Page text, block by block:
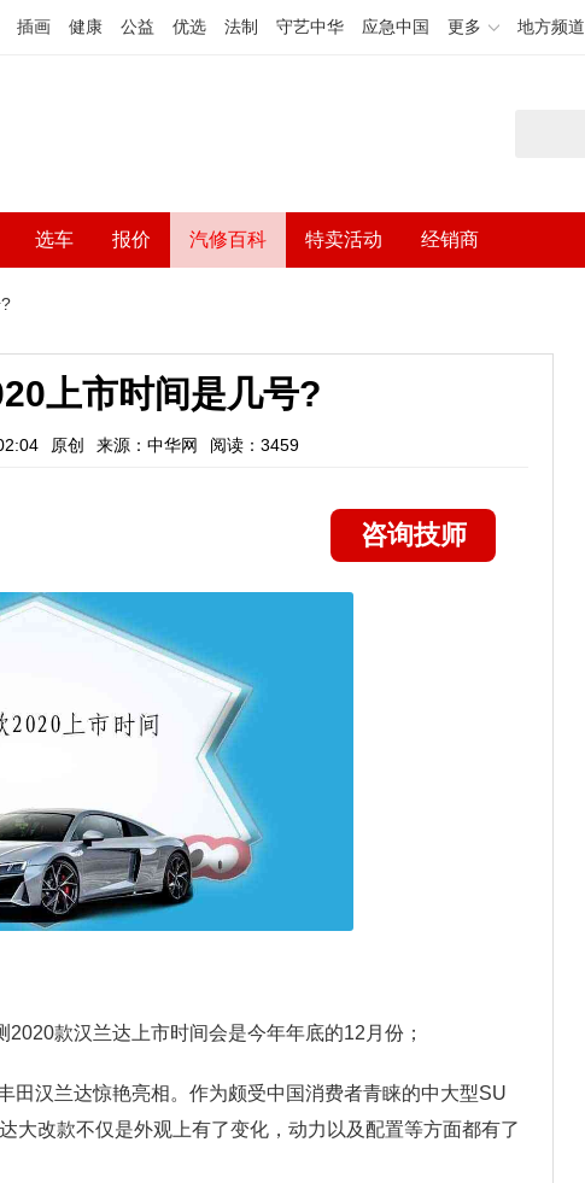
插画 健康 公益 优选 法制 守艺中华 应急中国 更多 地方频道
选车 报价 汽修百科 特卖活动 经销商
上市时间是几号?
原创 来源：中华网 阅读：3459
咨询技师
款汉兰达上市时间会是今年年底的12月份；
田汉兰达惊艳亮相。作为颇受中国消费者青睐的中大型SU
大改款不仅是外观上有了变化，动力以及配置等方面都有了